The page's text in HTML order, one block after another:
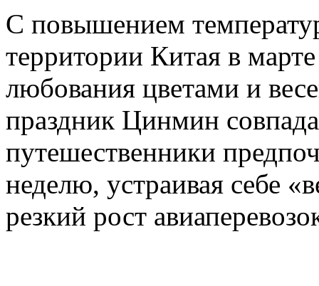
С повышением
территории Китая в
любования цветами и
праздник Цинмин
путешественники
неделю, устраивая себе
резкий рост